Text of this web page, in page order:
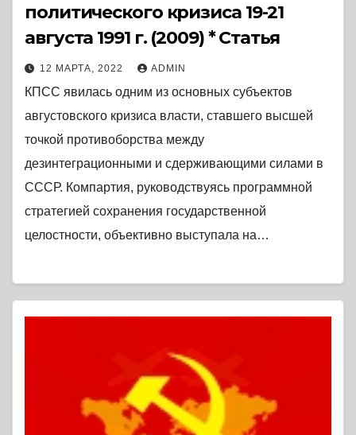
политического кризиса 19-21
августа 1991 г. (2009) * Статья
12 МАРТА, 2022 ADMIN
КПСС явилась одним из основных субъектов
августовского кризиса власти, ставшего высшей
точкой противоборства между
дезинтеграционными и сдерживающими силами в
СССР. Компартия, руководствуясь программной
стратегией сохранения государственной
целостности, объективно выступала на…